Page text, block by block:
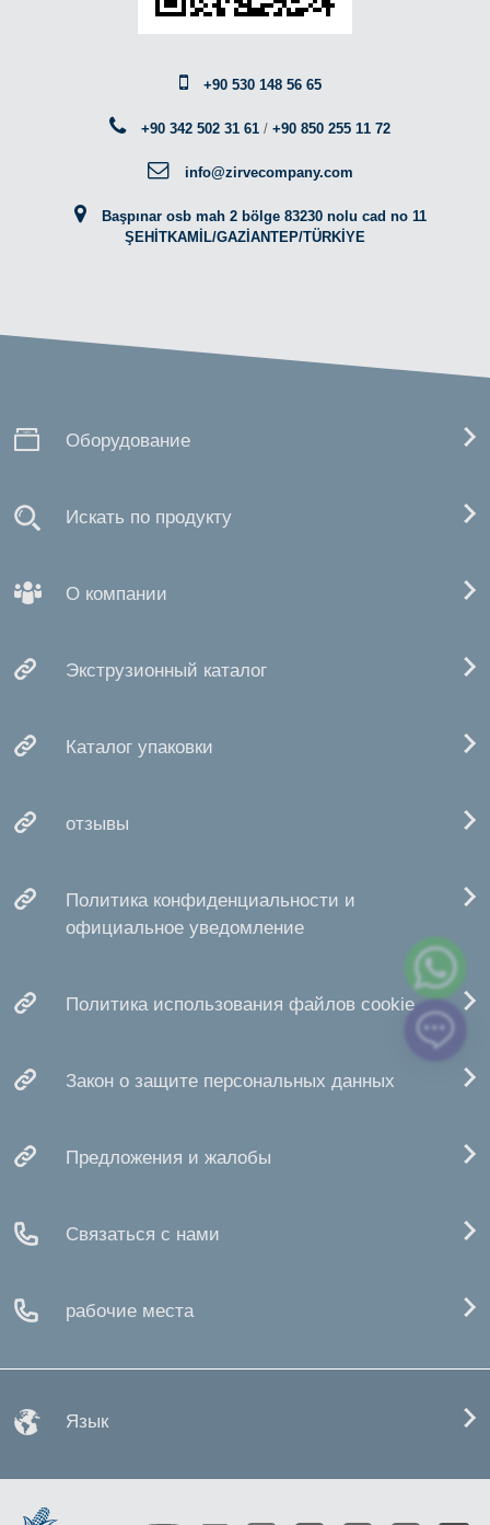
+90 530 148 56 65
+90 342 502 31 61 /+90 850 255 11 72
info@zirvecompany.com
Başpınar osb mah 2 bölge 83230 nolu cad no 11
ŞEHİTKAMİL/GAZİANTEP/TÜRKİYE
Оборудование
Искать по продукту
О компании
Экструзионный каталог
Каталог упаковки
отзывы
Политика конфиденциальности и
официальное уведомление
Политика использования файлов cookie
Закон о защите персональных данных
Предложения и жалобы
Связаться с нами
рабочие места
Язык